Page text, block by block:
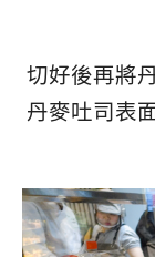
切好後再將
丹麥吐司表